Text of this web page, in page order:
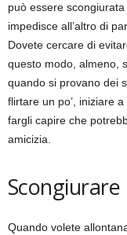
può essere
impedisce all’altro di
Dovete cercare di
questo modo, almeno,
quando si provano dei
flirtare un po’, iniziare
fargli capire che
amicizia.
Quando volete